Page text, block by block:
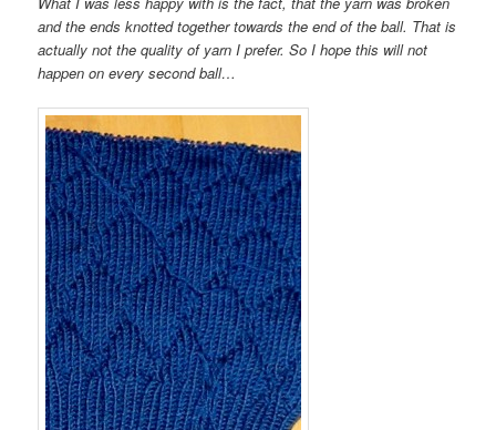
and the ends knotted together towards the end of the ball. That is
actually not the quality of yarn I prefer. So I hope this will not
happen on every second ball…